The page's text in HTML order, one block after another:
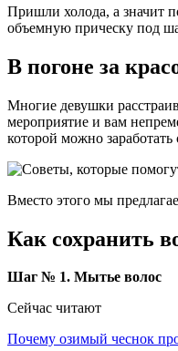
Пришли холода, а значит
объемную прическу под
В погоне за
Многие девушки
мероприятие и вам
которой можно
Вместо этого мы
Как сохранить
Шаг № 1. Мытье волос
Сейчас читают
Почему озимый чеснок